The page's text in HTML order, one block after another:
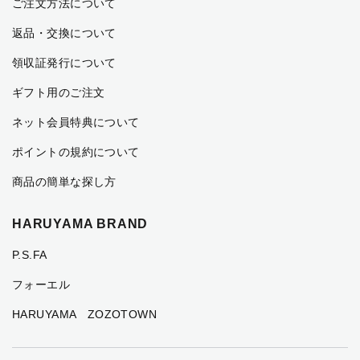
ご注文方法について
返品・交換について
領収証発行について
ギフト用のご注文
ネット会員特典について
ポイントの規約について
商品の簡単な探し方
HARUYAMA BRAND
P.S.FA
フォーエル
HARUYAMA ZOZOTOWN